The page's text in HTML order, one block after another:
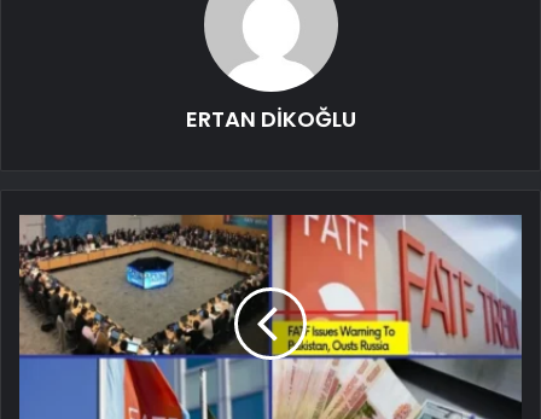
ERTAN DİKOĞLU